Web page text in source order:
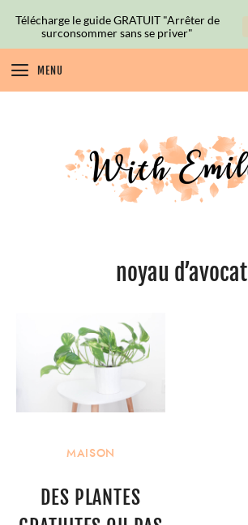
MENU
noyau d’avocat
MAISON
DES PLANTES
Télécharge le guide GRATUIT "Arrêter de
surconsommer sans se priver"